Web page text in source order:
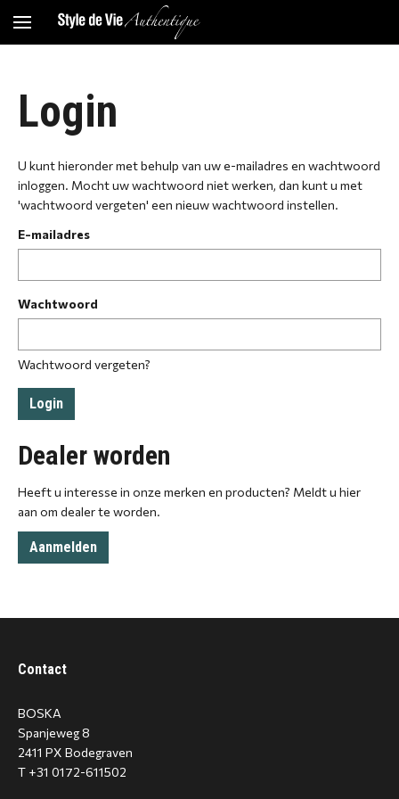
Login
U kunt hieronder met behulp van uw e-mailadres en wachtwoord
inloggen. Mocht uw wachtwoord niet werken, dan kunt u met
'wachtwoord vergeten' een nieuw wachtwoord instellen.
E-mailadres
Wachtwoord
Wachtwoord vergeten?
Dealer worden
Heeft u interesse in onze merken en producten? Meldt u hier
aan om dealer te worden.
Aanmelden
Contact
BOSKA
Spanjeweg 8
2411 PX Bodegraven
T +31 0172-611502